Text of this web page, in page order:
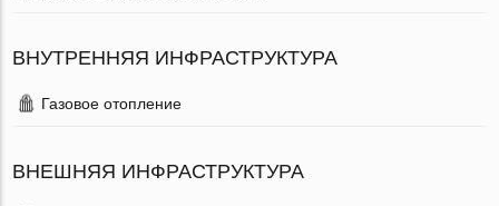
ВНУТРЕННЯЯ ИНФРАСТРУКТУРА
Газовое отопление
ВНЕШНЯЯ ИНФРАСТРУКТУРА